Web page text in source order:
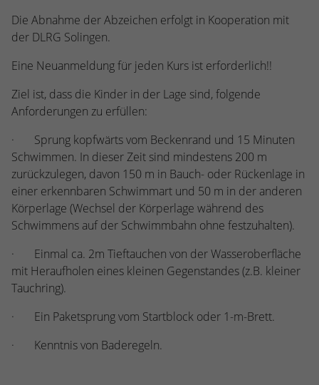
Die Abnahme der Abzeichen erfolgt in Kooperation mit
der DLRG Solingen.
Eine Neuanmeldung für jeden Kurs ist erforderlich!!
Ziel ist, dass die Kinder in der Lage sind, folgende
Anforderungen zu erfüllen:
· Sprung kopfwärts vom Beckenrand und 15 Minuten
Schwimmen. In dieser Zeit sind mindestens 200 m
zurückzulegen, davon 150 m in Bauch- oder Rückenlage in
einer erkennbaren Schwimmart und 50 m in der anderen
Körperlage (Wechsel der Körperlage während des
Schwimmens auf der Schwimmbahn ohne festzuhalten).
· Einmal ca. 2m Tieftauchen von der Wasseroberfläche
mit Heraufholen eines kleinen Gegenstandes (z.B. kleiner
Tauchring).
· Ein Paketsprung vom Startblock oder 1-m-Brett.
· Kenntnis von Baderegeln.